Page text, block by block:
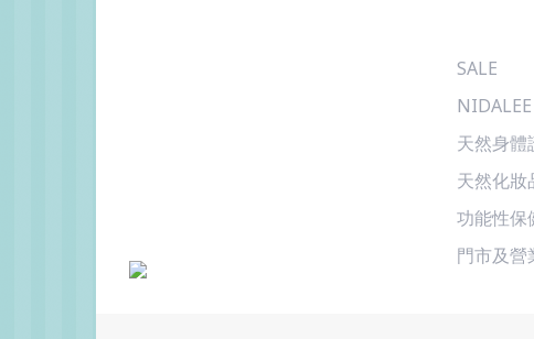
SALE
天然身
天然化妝
功能性保
門市及營